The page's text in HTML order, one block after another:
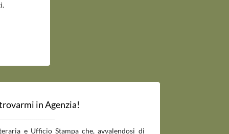
in Agenzia!
e Ufficio Stampa che, avvalendosi di